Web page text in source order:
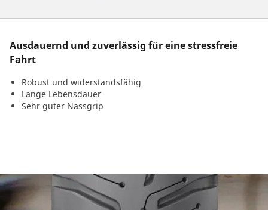
Ausdauernd und zuverlässig für eine stressfreie
Fahrt
Robust und widerstandsfähig
Lange Lebensdauer
Sehr guter Nassgrip